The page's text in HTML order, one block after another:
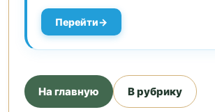
Перейти
На главную В рубрику